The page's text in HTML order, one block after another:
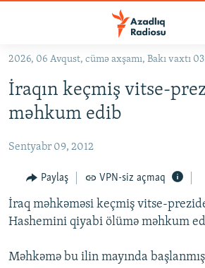
Əsas
qayıt
Əsas
qayıt
#İZAHLA
#ƏSLINDƏ
FƏRQƏ BAX
QANUNI DOĞRU
ARAŞDIRMA
MULTIMEDIA
2026, 06 Avqust, cümə axşamı, Bakı vaxtı
İraqın keçmiş vitse-
məhkum edib
Sentyabr 09, 2012
Paylaş VPN-siz açmaq
İraq məhkəməsi keçmiş vitse-
Hashemini qiyabi ölümə məhkum
Məhkəmə bu ilin mayında